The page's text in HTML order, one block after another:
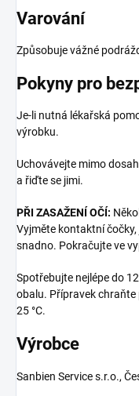
Varování
Způsobuje vážné
Pokyny pro
Je-li nutná lékařská
výrobku.
Uchovávejte mimo
a řiďte se jimi.
PŘI ZASAŽENÍ OČÍ:
Vyjměte kontaktní
snadno. Pokračujte ve
Spotřebujte nejlépe do
obalu. Přípravek chraňte
25 °C.
Výrobce
Sanbien Service s.r.o.,